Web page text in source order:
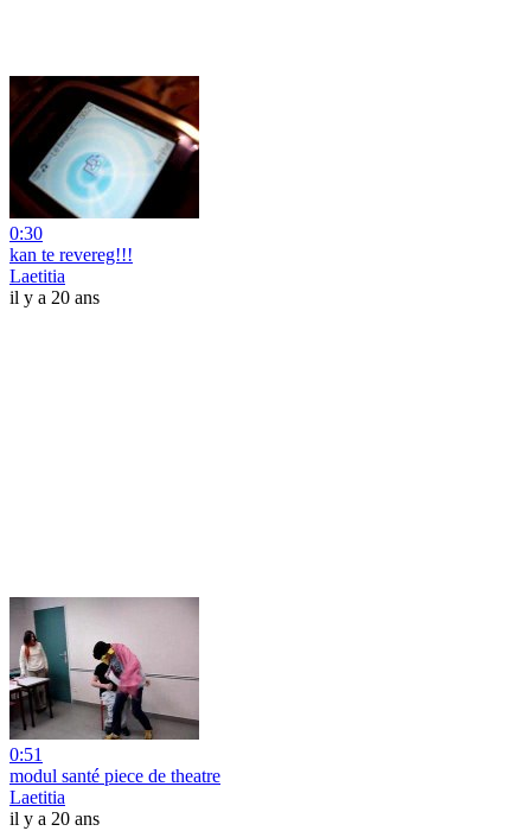
0:30
kan te revereg!!!
Laetitia
il y a 20 ans
0:51
modul santé piece de theatre
Laetitia
il y a 20 ans